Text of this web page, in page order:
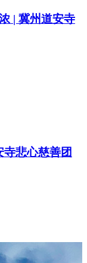
| 冀州道安寺
寺悲心慈善团